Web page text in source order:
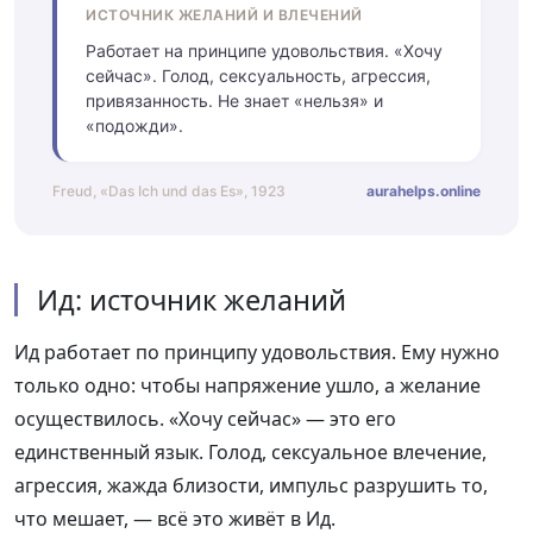
ИСТОЧНИК ЖЕЛАНИЙ И ВЛЕЧЕНИЙ
Работает на принципе удовольствия. «Хочу
сейчас». Голод, сексуальность, агрессия,
привязанность. Не знает «нельзя» и
«подожди».
Freud, «Das Ich und das Es», 1923 aurahelps.online
Ид: источник желаний
Ид работает по принципу удовольствия. Ему нужно
только одно: чтобы напряжение ушло, а желание
осуществилось. «Хочу сейчас» — это его
единственный язык. Голод, сексуальное влечение,
агрессия, жажда близости, импульс разрушить то,
что мешает, — всё это живёт в Ид.